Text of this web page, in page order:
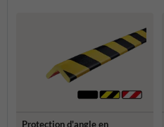
Protection d'angle en